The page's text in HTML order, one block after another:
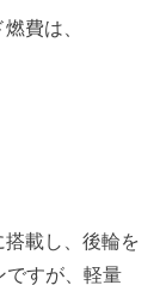
費は、
載し、後輪を
ですが、軽量